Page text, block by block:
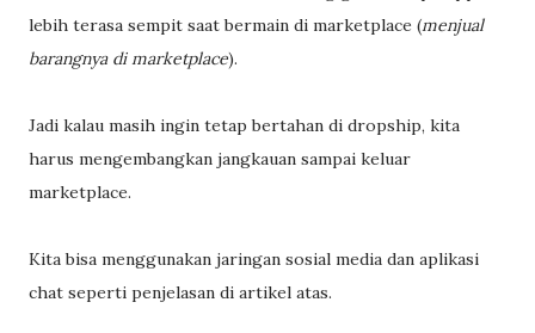
lebih terasa sempit saat bermain di marketplace (menjual
barangnya di marketplace).
Jadi kalau masih ingin tetap bertahan di dropship, kita
harus mengembangkan jangkauan sampai keluar
marketplace.
Kita bisa menggunakan jaringan sosial media dan aplikasi
chat seperti penjelasan di artikel atas.